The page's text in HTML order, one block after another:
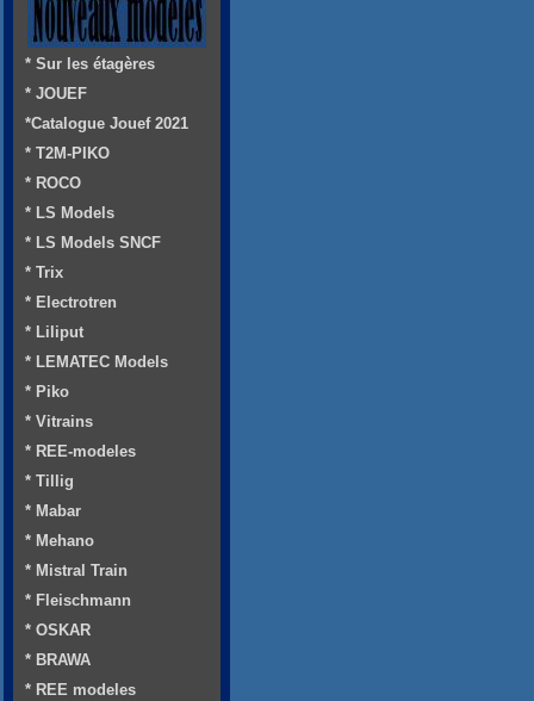
* Sur les étagères
* JOUEF
*Catalogue Jouef 2021
* T2M-PIKO
* ROCO
* LS Models
* LS Models SNCF
* Trix
* Electrotren
* Liliput
* LEMATEC Models
* Piko
* Vitrains
* REE-modeles
* Tillig
* Mabar
* Mehano
* Mistral Train
* Fleischmann
* OSKAR
* BRAWA
* REE modeles